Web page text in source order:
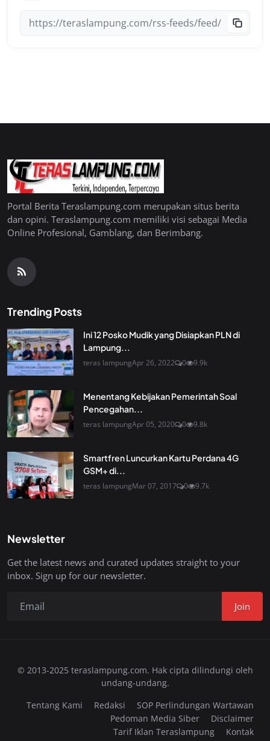
Portal Berita Teraslampung.com merupakan situs berita
dan opini. Teraslampung.com memiliki visi sebagai Media
Online Profesional, Gamblang, dan Berimbang.
Trending Posts
Ini 12 Posko Mudik yang Disiapkan PLN di
Lampung...
teras lampungApr 26, 2022 0 9.9k
Menentang Kebijakan Pemerintah Soal
Pencegahan...
teras lampungApr 05, 2020 0 9.8k
Smartfren Luncurkan Kartu Perdana 4G
GSM+ di...
teras lampungMar 07, 2017 0 9.7k
Newsletter
Get the latest news and curated updates straight to your
inbox. Sign up for our newsletter.
Join
© 2013-2025 teraslampung.com. Hak cipta dilindungi oleh
undang-undang.
Tentang Kami
Redaksi
SOP Perlindungan Wartawan
Pedoman Media Siber
Disclaimer
Tarif Iklan Teraslampung
Kontak